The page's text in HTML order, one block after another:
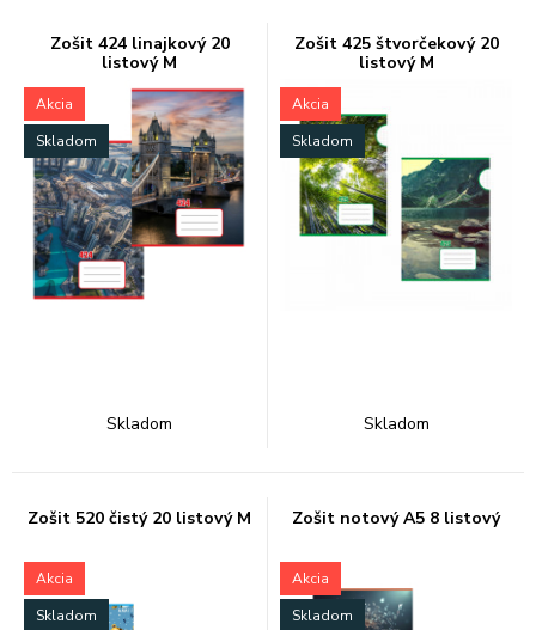
Zošit 424 linajkový 20
listový M
Akcia
Skladom
Skladom
Zošit 425 štvorčekový 20
listový M
Akcia
Skladom
Skladom
Zošit 520 čistý 20 listový M
Akcia
Skladom
Zošit notový A5 8 listový
Akcia
Skladom